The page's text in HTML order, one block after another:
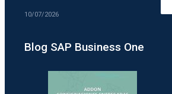
10/07/2026
Blog SAP Business One